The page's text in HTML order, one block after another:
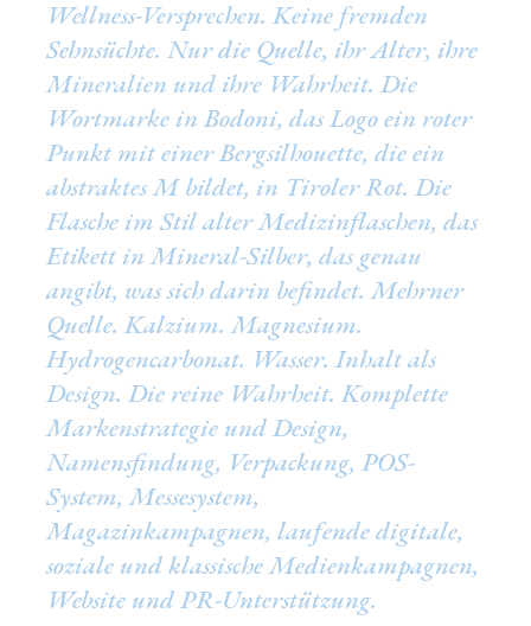
Wellness-Versprechen. Keine fremden
Sehnsüchte. Nur die Quelle, ihr Alter, ihre
Mineralien und ihre Wahrheit. Die
Wortmarke in Bodoni, das Logo ein roter
Punkt mit einer Bergsilhouette, die ein
abstraktes M bildet, in Tiroler Rot. Die
Flasche im Stil alter Medizinflaschen, das
Etikett in Mineral-Silber, das genau
angibt, was sich darin befindet. Mehrner
Quelle. Kalzium. Magnesium.
Hydrogencarbonat. Wasser. Inhalt als
Design. Die reine Wahrheit. Komplette
Markenstrategie und Design,
Namensfindung, Verpackung, POS-
System, Messesystem,
Magazinkampagnen, laufende digitale,
soziale und klassische Medienkampagnen,
Website und PR-Unterstützung.